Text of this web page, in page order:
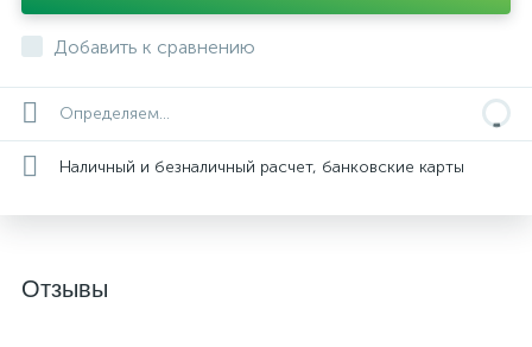
Добавить к сравнению
Определяем...
Наличный и безналичный расчет, банковские карты
Отзывы